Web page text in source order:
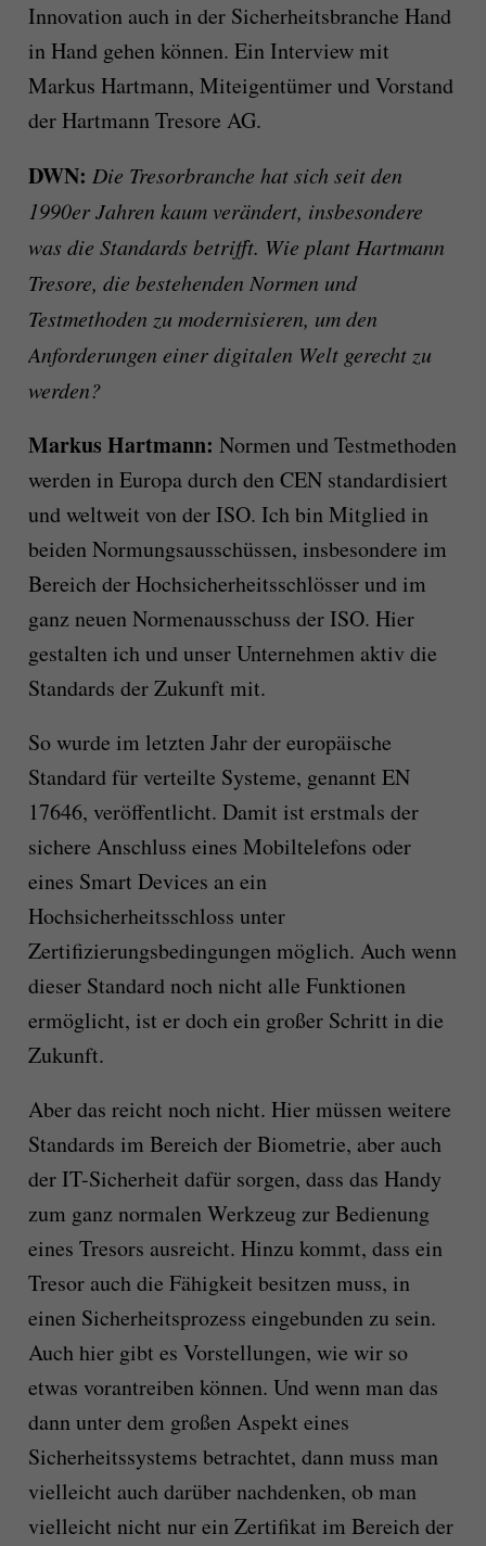
Innovation auch in der Sicherheitsbranche Hand
in Hand gehen können. Ein Interview mit
Markus Hartmann, Miteigentümer und Vorstand
der Hartmann Tresore AG.
DWN: Die Tresorbranche hat sich seit den
1990er Jahren kaum verändert, insbesondere
was die Standards betrifft. Wie plant Hartmann
Tresore, die bestehenden Normen und
Testmethoden zu modernisieren, um den
Anforderungen einer digitalen Welt gerecht zu
werden?
Markus Hartmann: Normen und Testmethoden
werden in Europa durch den CEN standardisiert
und weltweit von der ISO. Ich bin Mitglied in
beiden Normungsausschüssen, insbesondere im
Bereich der Hochsicherheitsschlösser und im
ganz neuen Normenausschuss der ISO. Hier
gestalten ich und unser Unternehmen aktiv die
Standards der Zukunft mit.
So wurde im letzten Jahr der europäische
Standard für verteilte Systeme, genannt EN
17646, veröffentlicht. Damit ist erstmals der
sichere Anschluss eines Mobiltelefons oder
eines Smart Devices an ein
Hochsicherheitsschloss unter
Zertifizierungsbedingungen möglich. Auch wenn
dieser Standard noch nicht alle Funktionen
ermöglicht, ist er doch ein großer Schritt in die
Zukunft.
Aber das reicht noch nicht. Hier müssen weitere
Standards im Bereich der Biometrie, aber auch
der IT-Sicherheit dafür sorgen, dass das Handy
zum ganz normalen Werkzeug zur Bedienung
eines Tresors ausreicht. Hinzu kommt, dass ein
Tresor auch die Fähigkeit besitzen muss, in
einen Sicherheitsprozess eingebunden zu sein.
Auch hier gibt es Vorstellungen, wie wir so
etwas vorantreiben können. Und wenn man das
dann unter dem großen Aspekt eines
Sicherheitssystems betrachtet, dann muss man
vielleicht auch darüber nachdenken, ob man
vielleicht nicht nur ein Zertifikat im Bereich der